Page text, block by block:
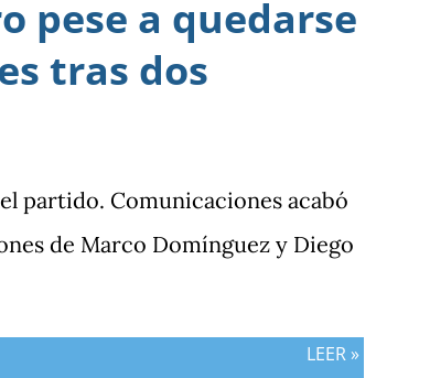
pese a quedarse
tras dos
partido. Comunicaciones acabó
de Marco Domínguez y Diego
LEER »